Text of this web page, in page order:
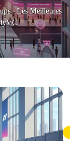
- Les Meilleures